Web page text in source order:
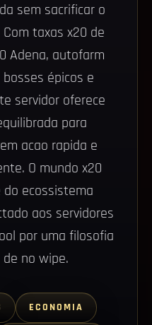
sem sacrificar o
taxas x20 de
Adena, autofarm
épicos e
servidor oferece
para
acao rapida e
O mundo x20
do ecossistema
aos servidores
por uma filosofia
no wipe.
ECONOMIA